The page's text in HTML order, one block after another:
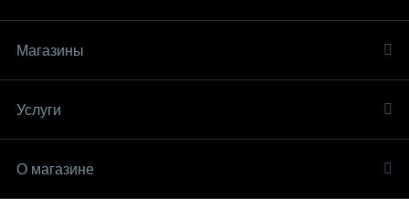
Магазины
Услуги
О магазине